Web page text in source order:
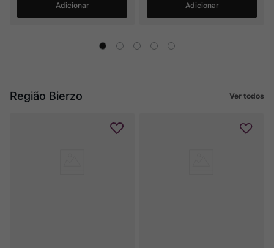
Adicionar Adicionar
Região Bierzo Ver todos